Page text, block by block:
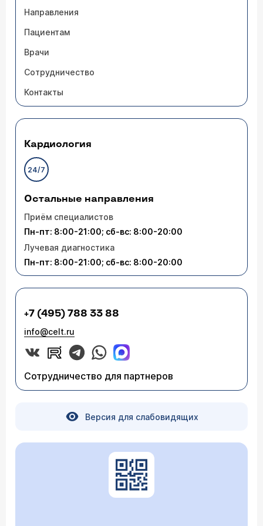
Направления
Пациентам
Врачи
Сотрудничество
Контакты
Кардиология
24/7
Остальные направления
Приём специалистов
Пн-пт: 8:00-21:00; сб-вс: 8:00-20:00
Лучевая диагностика
Пн-пт: 8:00-21:00; сб-вс: 8:00-20:00
+7 (495) 788 33 88
info@celt.ru
Сотрудничество для партнеров
Версия для слабовидящих